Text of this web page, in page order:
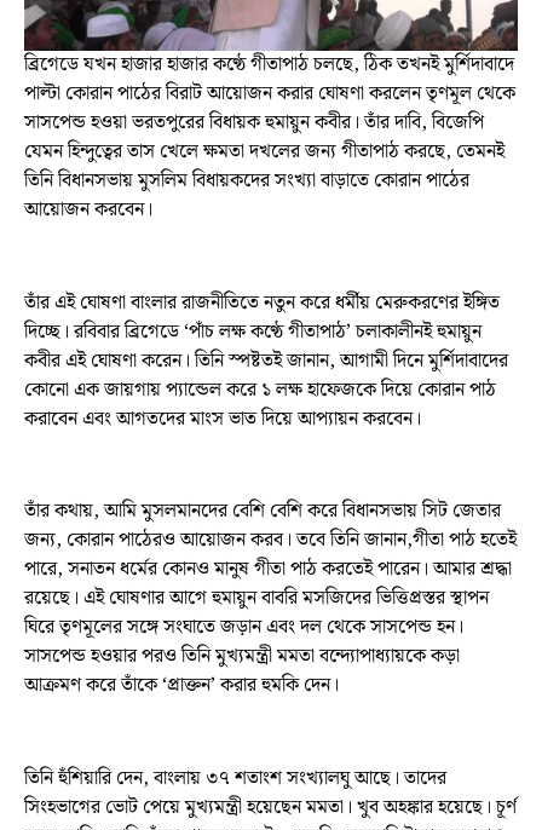
ব্রিগেডে যখন হাজার হাজার কণ্ঠে গীতাপাঠ চলছে, ঠিক তখনই মুর্শিদাবাদে
পাল্টা কোরান পাঠের বিরাট আয়োজন করার ঘোষণা করলেন তৃণমূল থেকে
সাসপেন্ড হওয়া ভরতপুরের বিধায়ক হুমায়ুন কবীর। তাঁর দাবি, বিজেপি
যেমন হিন্দুত্বের তাস খেলে ক্ষমতা দখলের জন্য গীতাপাঠ করছে, তেমনই
তিনি বিধানসভায় মুসলিম বিধায়কদের সংখ্যা বাড়াতে কোরান পাঠের
আয়োজন করবেন।
তাঁর এই ঘোষণা বাংলার রাজনীতিতে নতুন করে ধর্মীয় মেরুকরণের ইঙ্গিত
দিচ্ছে। রবিবার ব্রিগেডে ‘পাঁচ লক্ষ কণ্ঠে গীতাপাঠ’ চলাকালীনই হুমায়ুন
কবীর এই ঘোষণা করেন। তিনি স্পষ্টতই জানান, আগামী দিনে মুর্শিদাবাদের
কোনো এক জায়গায় প্যান্ডেল করে ১ লক্ষ হাফেজকে দিয়ে কোরান পাঠ
করাবেন এবং আগতদের মাংস ভাত দিয়ে আপ্যায়ন করবেন।
তাঁর কথায়, আমি মুসলমানদের বেশি বেশি করে বিধানসভায় সিট জেতার
জন্য, কোরান পাঠেরও আয়োজন করব। তবে তিনি জানান,গীতা পাঠ হতেই
পারে, সনাতন ধর্মের কোনও মানুষ গীতা পাঠ করতেই পারেন। আমার শ্রদ্ধা
রয়েছে। এই ঘোষণার আগে হুমায়ুন বাবরি মসজিদের ভিত্তিপ্রস্তর স্থাপন
ঘিরে তৃণমূলের সঙ্গে সংঘাতে জড়ান এবং দল থেকে সাসপেন্ড হন।
সাসপেন্ড হওয়ার পরও তিনি মুখ্যমন্ত্রী মমতা বন্দ্যোপাধ্যায়কে কড়া
আক্রমণ করে তাঁকে ‘প্রাক্তন’ করার হুমকি দেন।
তিনি হুঁশিয়ারি দেন, বাংলায় ৩৭ শতাংশ সংখ্যালঘু আছে। তাদের
সিংহভাগের ভোট পেয়ে মুখ্যমন্ত্রী হয়েছেন মমতা। খুব অহঙ্কার হয়েছে। চূর্ণ